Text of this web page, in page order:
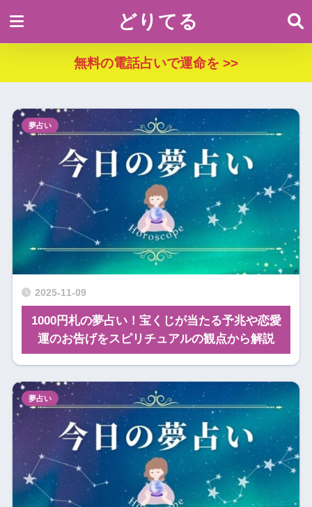
どりてる
無料の電話占いで運命を >>
2025-11-09
1000円札の夢占い！宝くじが当たる予兆や恋愛
運のお告げをスピリチュアルの観点から解説
夢占い
夢占い